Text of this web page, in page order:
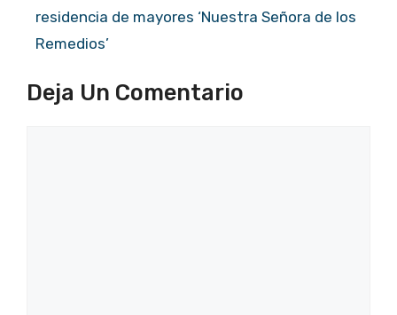
residencia de mayores ‘Nuestra Señora de los
Remedios’
Deja Un Comentario